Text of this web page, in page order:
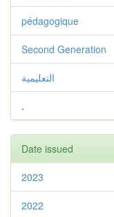
pédagogique
Second Generation
التعليمية
.
Date issued
2023
2022